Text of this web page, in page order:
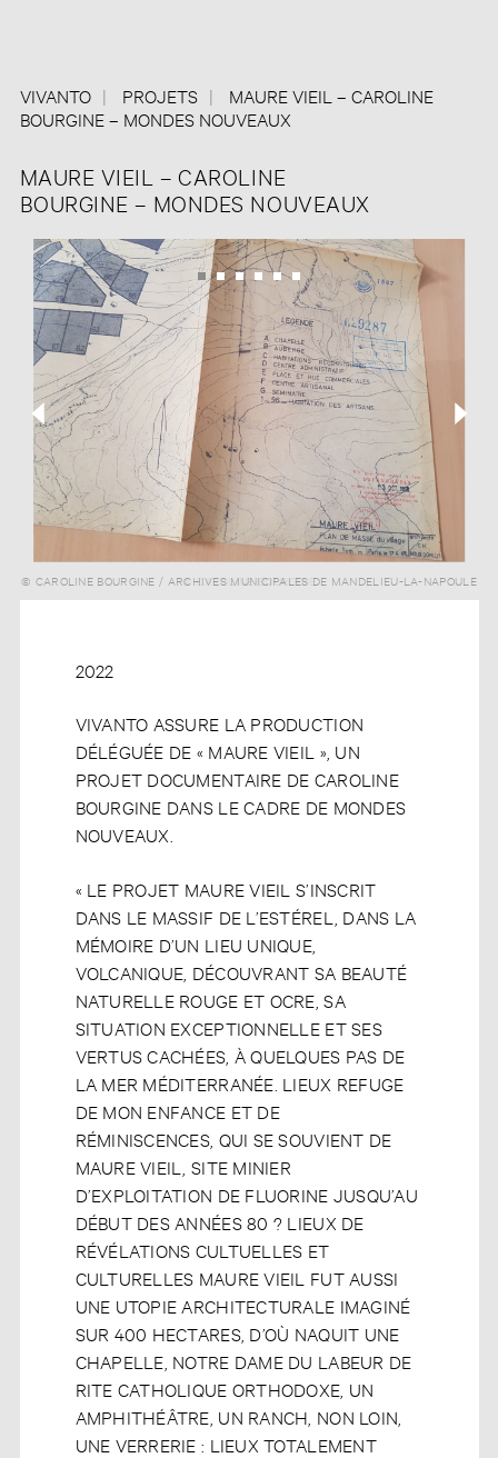
VIVANTO PROJETS
MAURE VIEIL – CAROLINE
BOURGINE – MONDES NOUVEAUX
MAURE VIEIL – CAROLINE
BOURGINE – MONDES NOUVEAUX
© CAROLINE BOURGINE / ARCHIVES MUNICIPALES DE MANDELIEU-LA-NAPOULE
© CAROLINE BOURGINE
2022
VIVANTO ASSURE LA PRODUCTION
DÉLÉGUÉE DE « MAURE VIEIL », UN
PROJET DOCUMENTAIRE DE CAROLINE
BOURGINE DANS LE CADRE DE MONDES
NOUVEAUX.
« LE PROJET MAURE VIEIL S’INSCRIT
DANS LE MASSIF DE L’ESTÉREL, DANS LA
MÉMOIRE D’UN LIEU UNIQUE,
VOLCANIQUE, DÉCOUVRANT SA BEAUTÉ
NATURELLE ROUGE ET OCRE, SA
SITUATION EXCEPTIONNELLE ET SES
VERTUS CACHÉES, À QUELQUES PAS DE
LA MER MÉDITERRANÉE. LIEUX REFUGE
DE MON ENFANCE ET DE
RÉMINISCENCES, QUI SE SOUVIENT DE
MAURE VIEIL, SITE MINIER
D’EXPLOITATION DE FLUORINE JUSQU’AU
DÉBUT DES ANNÉES 80 ? LIEUX DE
RÉVÉLATIONS CULTUELLES ET
CULTURELLES MAURE VIEIL FUT AUSSI
UNE UTOPIE ARCHITECTURALE IMAGINÉ
SUR 400 HECTARES, D’OÙ NAQUIT UNE
CHAPELLE, NOTRE DAME DU LABEUR DE
RITE CATHOLIQUE ORTHODOXE, UN
AMPHITHÉÂTRE, UN RANCH, NON LOIN,
UNE VERRERIE : LIEUX TOTALEMENT